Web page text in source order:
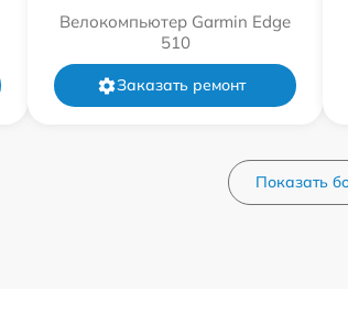
Велокомпьютер Garmin Edge
510
Заказать ремонт
Показать